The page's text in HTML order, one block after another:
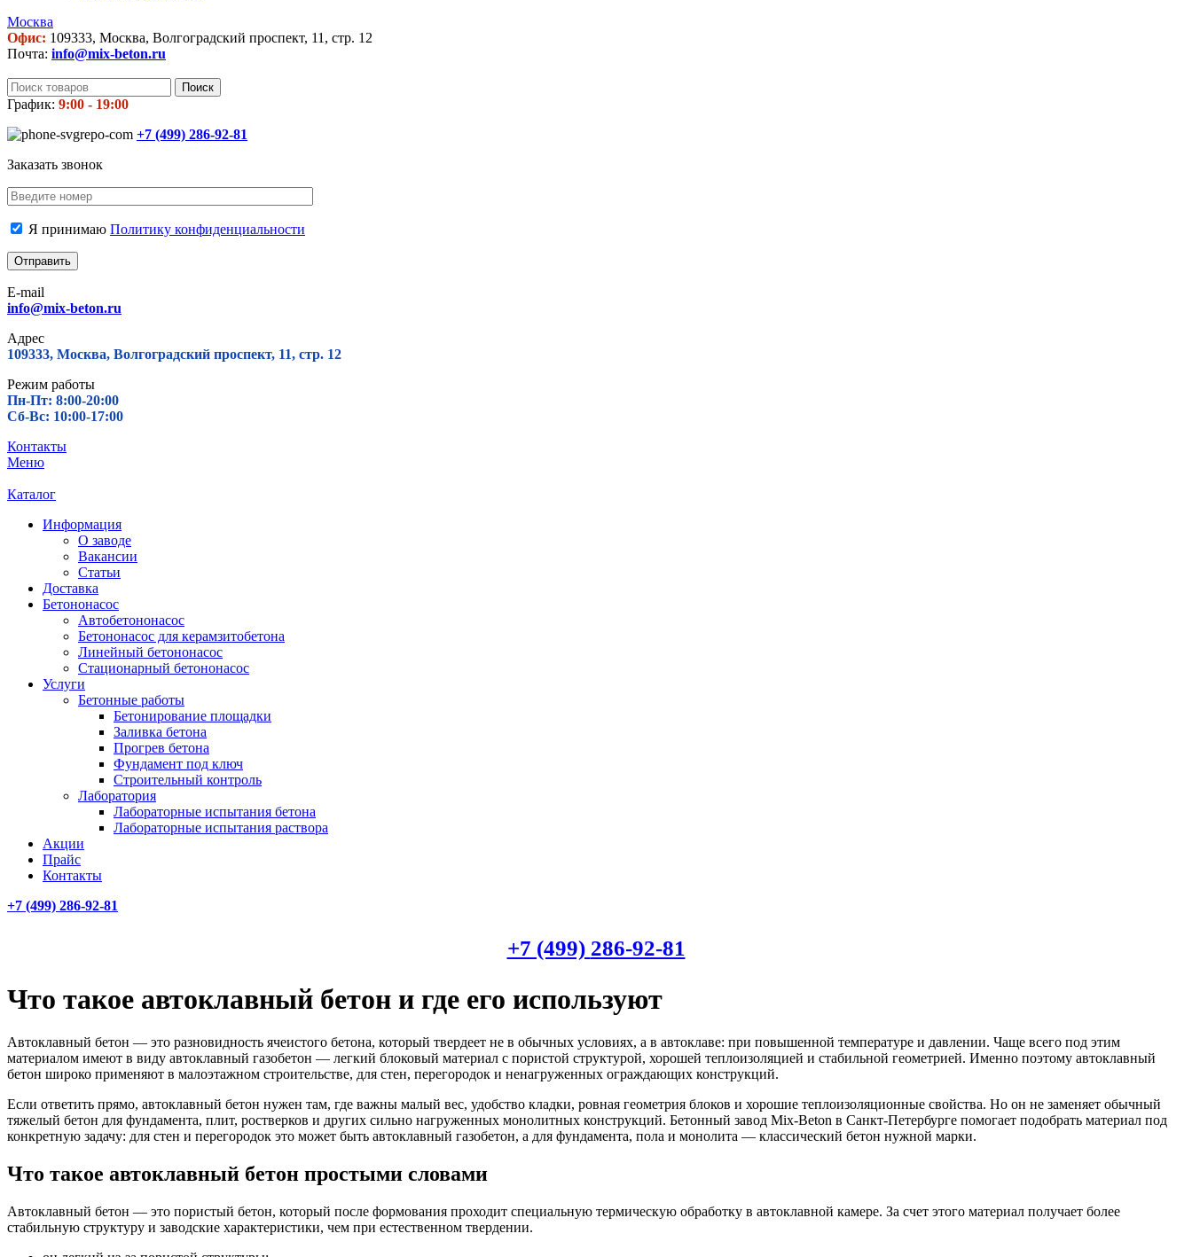
Москва
Офис: 109333, Москва, Волгоградский проспект, 11, стр. 12
Почта: info@mix-beton.ru
Поиск
График: 9:00 - 19:00
+7 (499) 286-92-81
Заказать звонок
Я принимаю Политику конфиденциальности
E-mail
info@mix-beton.ru
Адрес
109333, Москва, Волгоградский проспект, 11, стр. 12
Режим работы
Пн-Пт: 8:00-20:00
Сб-Вс: 10:00-17:00
Контакты
Меню
Каталог
Информация
О заводе
Вакансии
Статьи
Доставка
Бетононасос
Автобетононасос
Бетононасос для керамзитобетона
Линейный бетононасос
Стационарный бетононасос
Услуги
Бетонные работы
Бетонирование площадки
Заливка бетона
Прогрев бетона
Фундамент под ключ
Строительный контроль
Лаборатория
Лабораторные испытания бетона
Лабораторные испытания раствора
Акции
Прайс
Контакты
+7 (499) 286-92-81
+7 (499) 286-92-81
Что такое автоклавный бетон и где его используют
Автоклавный бетон — это разновидность ячеистого бетона, который твердеет не в обычных условиях, а в автоклаве: при повышенной температуре и давлении. Чаще всего под этим
материалом имеют в виду автоклавный газобетон — легкий блоковый материал с пористой структурой, хорошей теплоизоляцией и стабильной геометрией. Именно поэтому автоклавный
бетон широко применяют в малоэтажном строительстве, для стен, перегородок и ненагруженных ограждающих конструкций.
Если ответить прямо, автоклавный бетон нужен там, где важны малый вес, удобство кладки, ровная геометрия блоков и хорошие теплоизоляционные свойства. Но он не заменяет обычный
тяжелый бетон для фундамента, плит, ростверков и других сильно нагруженных монолитных конструкций. Бетонный завод Mix-Beton в Санкт-Петербурге помогает подобрать материал под
конкретную задачу: для стен и перегородок это может быть автоклавный газобетон, а для фундамента, пола и монолита — классический бетон нужной марки.
Что такое автоклавный бетон простыми словами
Автоклавный бетон — это пористый бетон, который после формования проходит специальную термическую обработку в автоклавной камере. За счет этого материал получает более
стабильную структуру и заводские характеристики, чем при естественном твердении.